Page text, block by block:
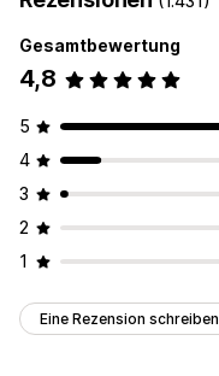
Gesamtbewertung
4,8
5
4
3
2
1
Eine Rezension schreiben